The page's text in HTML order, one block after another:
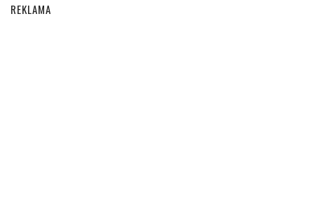
REKLAMA